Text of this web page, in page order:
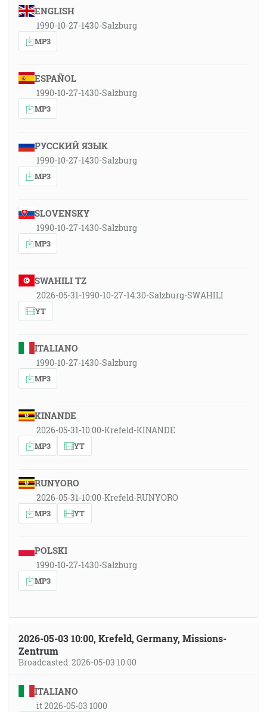
ENGLISH
1990-10-27-1430-Salzburg
MP3
ESPAÑOL
1990-10-27-1430-Salzburg
MP3
РУССКИЙ ЯЗЫК
1990-10-27-1430-Salzburg
MP3
SLOVENSKY
1990-10-27-1430-Salzburg
MP3
SWAHILI TZ
2026-05-31-1990-10-27-14:30-Salzburg-SWAHILI
YT
ITALIANO
1990-10-27-1430-Salzburg
MP3
KINANDE
2026-05-31-10:00-Krefeld-KINANDE
MP3 YT
RUNYORO
2026-05-31-10:00-Krefeld-RUNYORO
MP3 YT
POLSKI
1990-10-27-1430-Salzburg
MP3
2026-05-03 10:00, Krefeld, Germany, Missions-
Zentrum
Broadcasted: 2026-05-03 10:00
ITALIANO
it 2026-05-03 1000